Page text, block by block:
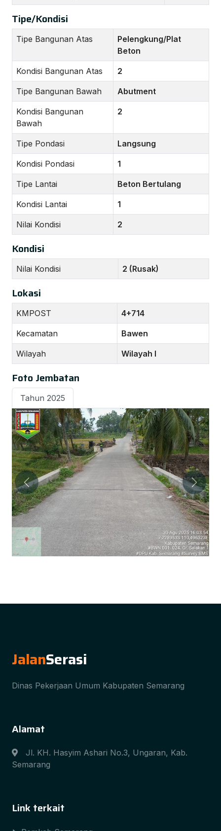
Tipe/Kondisi
Tipe Bangunan Atas
Pelengkung/Plat
Beton
Kondisi Bangunan Atas 2
Tipe Bangunan Bawah Abutment
Kondisi Bangunan
Bawah
2
Tipe Pondasi Langsung
Kondisi Pondasi 1
Tipe Lantai Beton Bertulang
Kondisi Lantai 1
Nilai Kondisi 2
Kondisi
Nilai Kondisi 2 (Rusak)
Lokasi
KMPOST 4+714
Kecamatan Bawen
Wilayah Wilayah I
Foto Jembatan
Tahun 2025
Previous Next
JalanSerasi
Dinas Pekerjaan Umum Kabupaten Semarang
Alamat
Jl. KH. Hasyim Ashari No.3, Ungaran, Kab.
Semarang
Link terkait